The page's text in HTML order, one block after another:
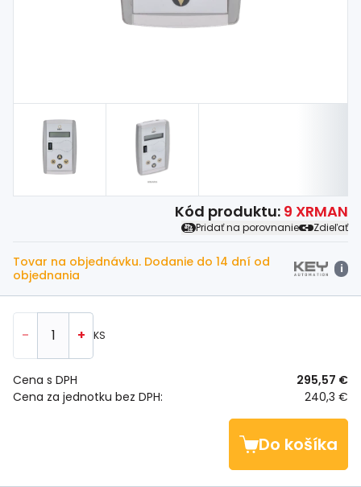
Kód produktu: 9 XRMAN
Pridať na porovnanie Zdieľať
Tovar na objednávku. Dodanie do 14 dní od
objednania
i
- + KS
Cena za jednotku bez DPH: 240,3 €
Cena s DPH 295,57 €
Do košíka